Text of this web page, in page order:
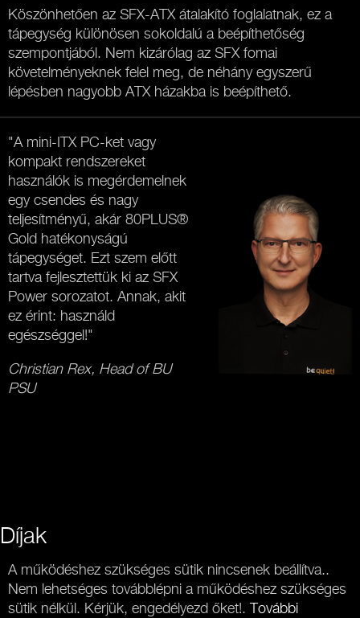
Köszönhetően az SFX-ATX átalakító foglalatnak, ez a
tápegység különösen sokoldalú a beépíthetőség
szempontjából. Nem kizárólag az SFX fomai
követelményeknek felel meg, de néhány egyszerű
lépésben nagyobb ATX házakba is beépíthető.
"A mini-ITX PC-ket vagy
kompakt rendszereket
használók is megérdemelnek
egy csendes és nagy
teljesítményű, akár 80PLUS®
Gold hatékonyságú
tápegységet. Ezt szem előtt
tartva fejlesztettük ki az SFX
Power sorozatot. Annak, akit
ez érint: használd
egészséggel!"
Christian Rex, Head of BU
PSU
Díjak
A működéshez szükséges sütik nincsenek beállítva..
Nem lehetséges továbblépni a működéshez szükséges
sütik nélkül. Kérjük, engedélyezd őket!.További